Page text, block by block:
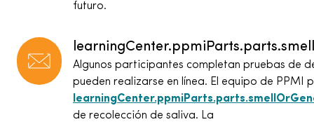
futuro.
Algunos participantes completan pruebas de
pueden realizarse en línea. El equipo de PPMI
de recolección de saliva. La